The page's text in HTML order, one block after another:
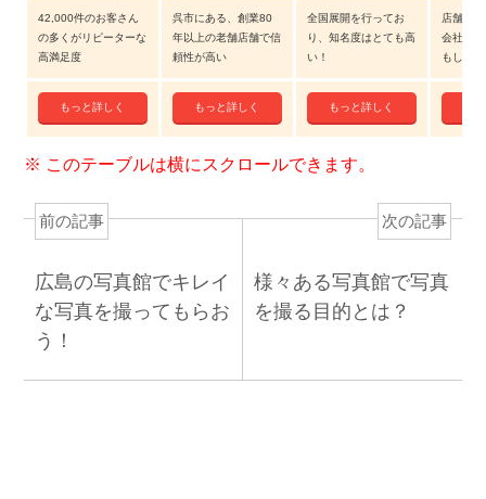
42,000件のお客さん
の多くがリピーターな
高満足度
呉市にある、創業80
年以上の老舗店舗で信
頼性が高い
全国展開を行ってお
り、知名度はとても高
い！
店舗数
会社の
もしろい
もっと詳しく もっと詳しく もっと詳しく
前の記事
広島の写真館でキレイ
な写真を撮ってもらお
う！
次の記事
様々ある写真館で写真
を撮る目的とは？